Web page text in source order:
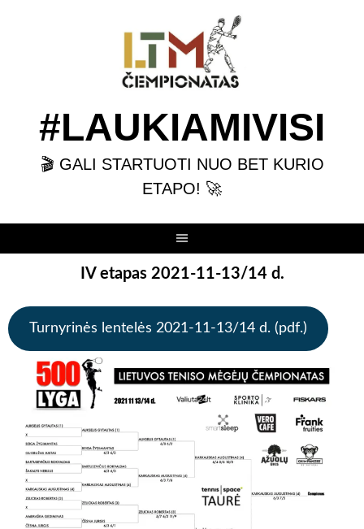
#LAUKIAMIVISI
🎬 GALI STARTUOTI NUO BET KURIO
ETAPO! 🚀
IV etapas 2021-11-13/14 d.
Turnyrinės lentelės 2021-11-13/14 d. (pdf.)